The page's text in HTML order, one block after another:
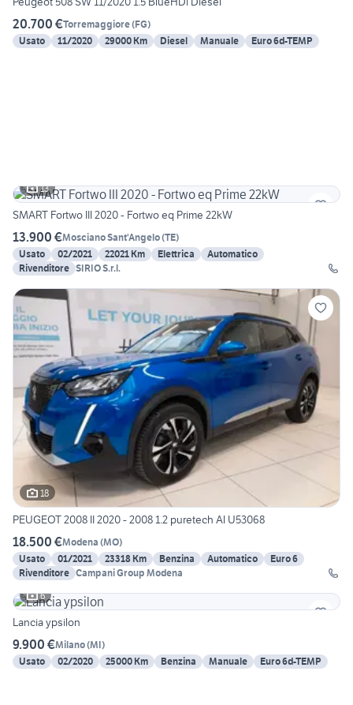
20.700 €Torremaggiore(FG)
Usato
11/2020 29000 Km Diesel Manuale Euro 6d-TEMP
13
SMART Fortwo III 2020 - Fortwo eq Prime 22kW
13.900 €Mosciano Sant'Angelo(TE)
Usato
02/2021 22021 Km Elettrica
Automatico
Rivenditore SIRIO S.r.l.
18
PEUGEOT 2008 II 2020 - 2008 1.2 puretech Al U53068
18.500 €Modena (MO)
Usato
01/2021 23318 Km Benzina Automatico
Euro 6
Rivenditore Campani Group Modena
6
Lancia ypsilon
9.900 €Milano(MI)
Usato
02/2020 25000 Km Benzina Manuale Euro 6d-TEMP